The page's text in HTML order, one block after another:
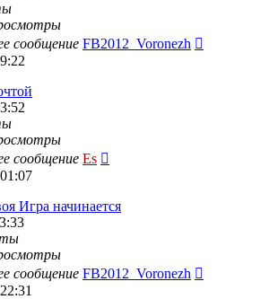
сообщение FB2012_Voronezh
сообщение Es
Игра начинается
сообщение FB2012_Voronezh